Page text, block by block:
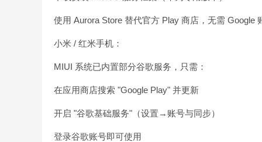
使用 Aurora Store 替代官方 Play 商店，无需 Google
小米 / 红米手机：
MIUI 系统已内置部分谷歌服务，只需：
在应用商店搜索 "Google Play" 并更新
开启 "谷歌基础服务"（设置→账号与同步）
登录谷歌账号即可使用